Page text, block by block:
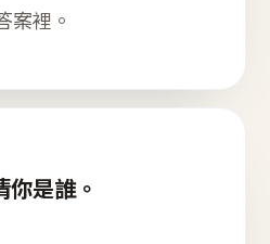
案裡。
是誰。